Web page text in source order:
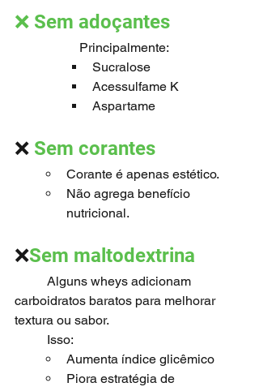
❌ Sem adoçantes
		Principalmente:
Sucralose
Acessulfame K
Aspartame
❌ Sem corantes
Corante é apenas estético.
Não agrega benefício
nutricional.
❌Sem maltodextrina
carboidratos baratos para melhorar
textura ou sabor.
	Isso:
Aumenta índice glicêmico
Piora estratégia de